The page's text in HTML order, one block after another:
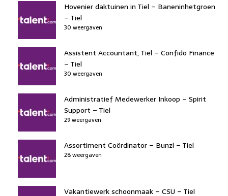
Hovenier daktuinen in Tiel – Baneninhetgroen
– Tiel
30 weergaven
Assistent Accountant, Tiel – Confido Finance
– Tiel
30 weergaven
Administratief Medewerker Inkoop – Spirit
Support – Tiel
29 weergaven
Assortiment Coördinator – Bunzl – Tiel
28 weergaven
Vakantiewerk schoonmaak – CSU – Tiel